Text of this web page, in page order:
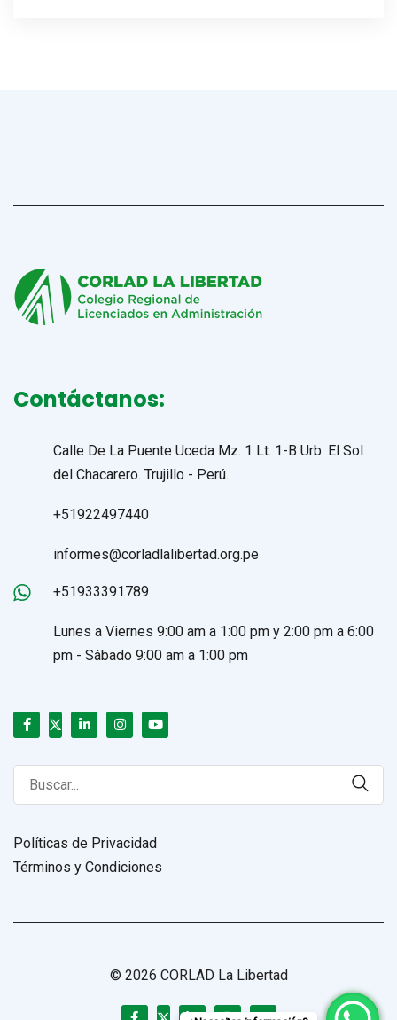
Contáctanos:
Calle De La Puente Uceda Mz. 1 Lt. 1-B Urb. El Sol
del Chacarero. Trujillo - Perú.
+51922497440
informes@corladlalibertad.org.pe
+51933391789
Lunes a Viernes 9:00 am a 1:00 pm y 2:00 pm a 6:00
pm - Sábado 9:00 am a 1:00 pm
Search
for:
Políticas de Privacidad
Términos y Condiciones
© 2026 CORLAD La Libertad